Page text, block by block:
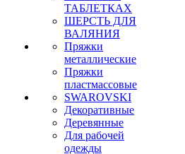
ТАБЛЕТКАХ
ШЕРСТЬ ДЛЯ
ВАЛЯНИЯ
Пряжки
металлические
Пряжки
пластмассовые
SWAROVSKI
Декоративные
Деревянные
Для рабочей
одежды